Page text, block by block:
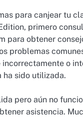
para canjear tu
primero
para obtener
problemas
incorrectamente o
ha sido utilizada.
pero aún no
asistencia.